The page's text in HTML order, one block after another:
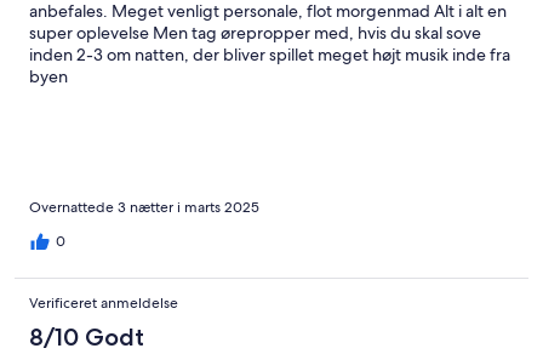
anbefales. Meget venligt personale, flot morgenmad Alt i alt en
super oplevelse Men tag ørepropper med, hvis du skal sove
inden 2-3 om natten, der bliver spillet meget højt musik inde fra
byen
Overnattede 3 nætter i marts 2025
0
Verificeret anmeldelse
8/10 Godt